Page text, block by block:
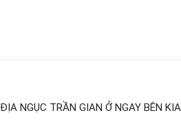
ĐỊA NGỤC TRẦN GIAN Ở NGAY BÊN